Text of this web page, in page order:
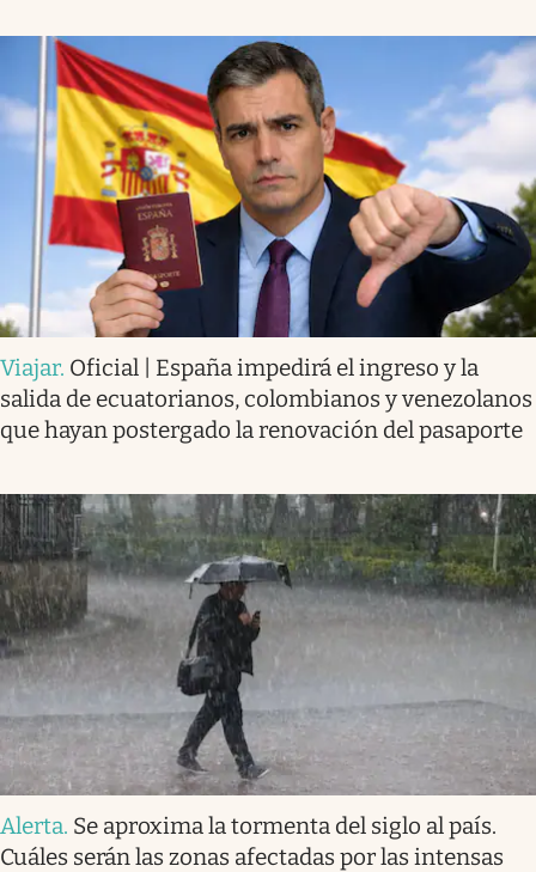
Viajar. Oficial | España impedirá el ingreso y la
salida de ecuatorianos, colombianos y venezolanos
que hayan postergado la renovación del pasaporte
Alerta. Se aproxima la tormenta del siglo al país.
Cuáles serán las zonas afectadas por las intensas